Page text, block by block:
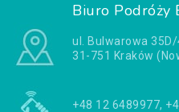
Biuro Podróży
ul. Bulwarowa 35D/
31-751 Kraków
+48 12 6489977,